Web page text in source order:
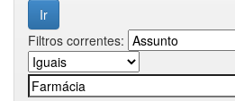
Filtros correntes: